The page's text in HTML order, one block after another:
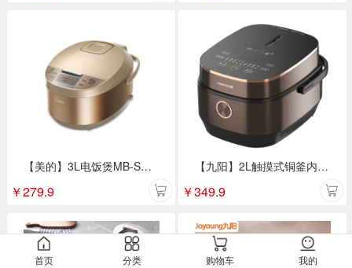
【美的】3L电饭煲MB-SCF3079-FD
￥279.9
【九阳】2L触摸式铜釜内胆智能电饭煲F-20FY1
￥349.9
首页 分类 购物车 我的